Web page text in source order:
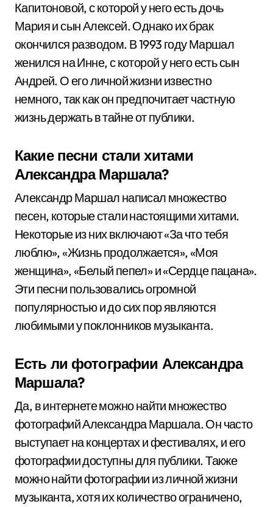
Капитоновой, с которой у него есть дочь
Мария и сын Алексей. Однако их брак
окончился разводом. В 1993 году Маршал
женился на Инне, с которой у него есть сын
Андрей. О его личной жизни известно
немного, так как он предпочитает частную
жизнь держать в тайне от публики.
Какие песни стали хитами
Александра Маршала?
Александр Маршал написал множество
песен, которые стали настоящими хитами.
Некоторые из них включают «За что тебя
люблю», «Жизнь продолжается», «Моя
женщина», «Белый пепел» и «Сердце пацана».
Эти песни пользовались огромной
популярностью и до сих пор являются
любимыми у поклонников музыканта.
Есть ли фотографии Александра
Маршала?
Да, в интернете можно найти множество
фотографий Александра Маршала. Он часто
выступает на концертах и фестивалях, и его
фотографии доступны для публики. Также
можно найти фотографии из личной жизни
музыканта, хотя их количество ограничено,